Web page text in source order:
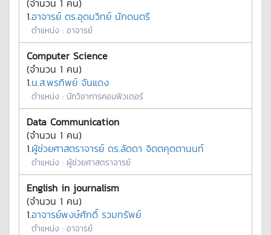
(จำนวน 1 คน)
1.อาจารย์ ดร.อุดมวิทย์ นักดนตรี
ตำแหน่ง : อาจารย์
Computer Science
(จำนวน 1 คน)
1.น.ส.พรทิพย์ จันแดง
ตำแหน่ง : นักวิชาการคอมพิวเตอร์
Data Communication
(จำนวน 1 คน)
1.ผู้ช่วยศาสตราจารย์ ดร.ลัดดา จิตตคุตตานนท์
ตำแหน่ง : ผู้ช่วยศาสตราจารย์
English in journalism
(จำนวน 1 คน)
1.อาจารย์พงษ์ศักดิ์ รวมทรัพย์
ตำแหน่ง : อาจารย์